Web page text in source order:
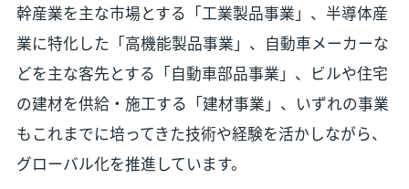
幹産業を主な市場とする「工業製品事業」、半導体産
業に特化した「高機能製品事業」、自動車メーカーな
どを主な客先とする「自動車部品事業」、ビルや住宅
の建材を供給・施工する「建材事業」、いずれの事業
もこれまでに培ってきた技術や経験を活かしながら、
グローバル化を推進しています。